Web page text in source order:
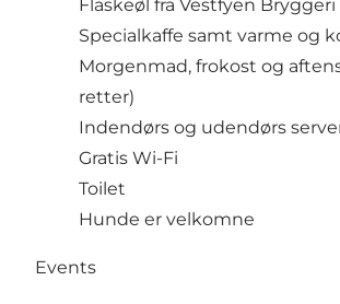
Flaskeøl fra Vestfyen Bryggeri
Specialkaffe samt varme og
Morgenmad, frokost og
retter)
Indendørs og udendørs
Gratis Wi-Fi
Toilet
Hunde er velkomne
Events